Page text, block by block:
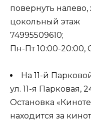
повернуть
цокольный этаж
74995509610;
Пн-Пт 10:00-20:00,
На 11-й
ул. 11-я Парковая,
Остановка
находится за